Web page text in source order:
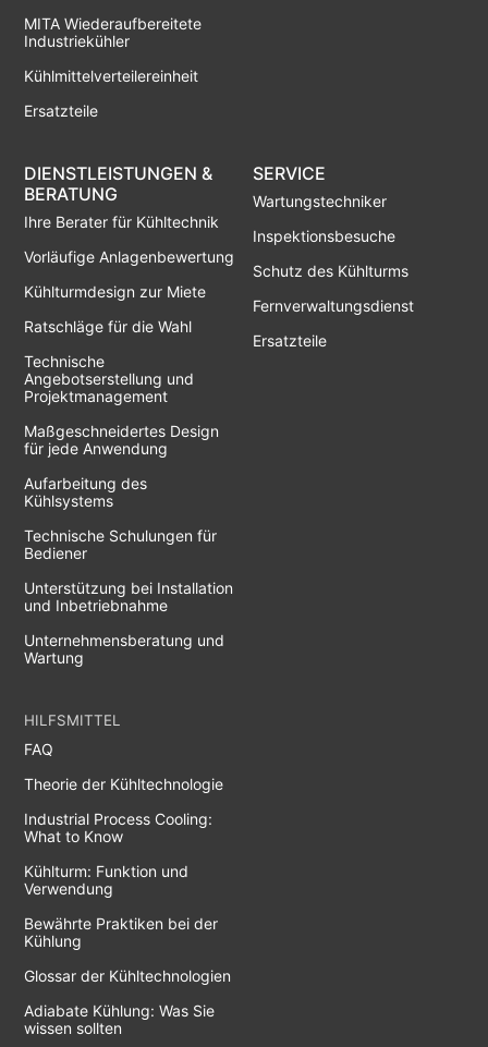
MITA Wiederaufbereitete
Industriekühler
Kühlmittelverteilereinheit
Ersatzteile
DIENSTLEISTUNGEN &
BERATUNG
Ihre Berater für Kühltechnik
Vorläufige Anlagenbewertung
Kühlturmdesign zur Miete
Ratschläge für die Wahl
Technische
Angebotserstellung und
Projektmanagement
Maßgeschneidertes Design
für jede Anwendung
Aufarbeitung des
Kühlsystems
Technische Schulungen für
Bediener
Unterstützung bei Installation
und Inbetriebnahme
Unternehmensberatung und
Wartung
SERVICE
Wartungstechniker
Inspektionsbesuche
Schutz des Kühlturms
Fernverwaltungsdienst
Ersatzteile
HILFSMITTEL
FAQ
Theorie der Kühltechnologie
Industrial Process Cooling:
What to Know
Kühlturm: Funktion und
Verwendung
Bewährte Praktiken bei der
Kühlung
Glossar der Kühltechnologien
Adiabate Kühlung: Was Sie
wissen sollten